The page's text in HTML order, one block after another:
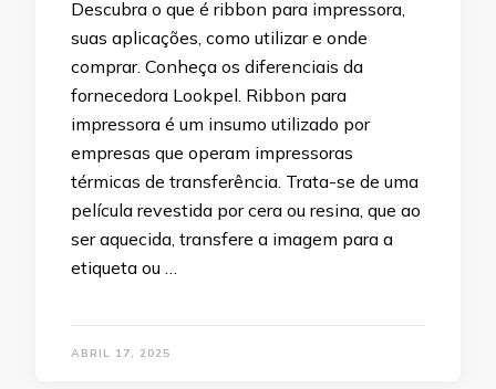
Descubra o que é ribbon para impressora,
suas aplicações, como utilizar e onde
comprar. Conheça os diferenciais da
fornecedora Lookpel. Ribbon para
impressora é um insumo utilizado por
empresas que operam impressoras
térmicas de transferência. Trata-se de uma
película revestida por cera ou resina, que ao
ser aquecida, transfere a imagem para a
etiqueta ou …
ABRIL 17, 2025